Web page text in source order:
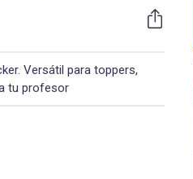
Versátil para toppers,
tu profesor